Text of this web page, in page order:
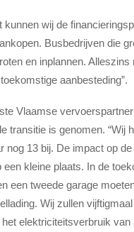
wij de
Busbedrijven die
en inplannen.
aanbesteding”.
Vlaamse
transitie is genomen. “Wij
13 bij. De impact op
kleine plaats. In de
een tweede garage
Wij zullen
elektriciteitsverbruik